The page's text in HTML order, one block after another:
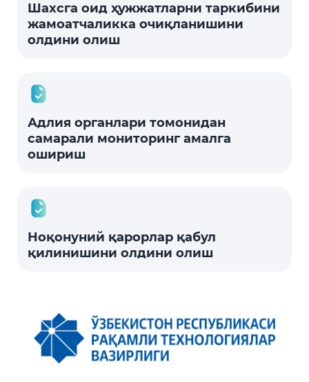
Шахсга оид ҳужжатларни таркибини
жамоатчаликка очиқланишини
олдини олиш
Адлия органлари томонидан
самарали мониторинг амалга
ошириш
Ноқонуний қарорлар қабул
қилинишини олдини олиш